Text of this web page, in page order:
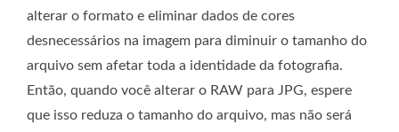
alterar o formato e eliminar dados de cores
desnecessários na imagem para diminuir o tamanho do
arquivo sem afetar toda a identidade da fotografia.
Então, quando você alterar o RAW para JPG, espere
que isso reduza o tamanho do arquivo, mas não será